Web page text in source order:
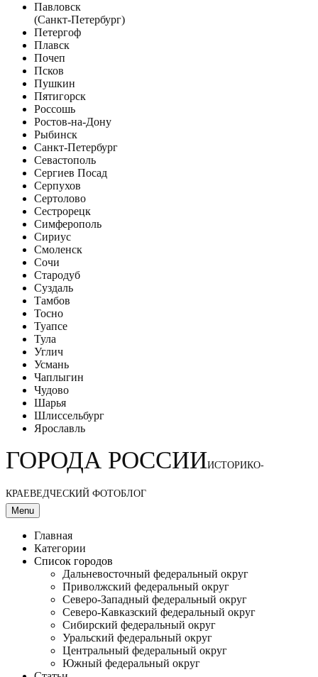
Павловск
(Санкт-Петербург)
Петергоф
Плавск
Почеп
Псков
Пушкин
Пятигорск
Россошь
Ростов-на-Дону
Рыбинск
Санкт-Петербург
Севастополь
Сергиев Посад
Серпухов
Сертолово
Сестрорецк
Симферополь
Сириус
Смоленск
Сочи
Стародуб
Суздаль
Тамбов
Тосно
Туапсе
Тула
Углич
Усмань
Чаплыгин
Чудово
Шарья
Шлиссельбург
Ярославль
ГОРОДА РОССИИИСТОРИКО-
КРАЕВЕДЧЕСКИЙ ФОТОБЛОГ
Menu
Главная
Категории
Список городов
Дальневосточный федеральный округ
Приволжский федеральный округ
Северо-Западный федеральный округ
Северо-Кавказский федеральный округ
Сибирский федеральный округ
Уральский федеральный округ
Центральный федеральный округ
Южный федеральный округ